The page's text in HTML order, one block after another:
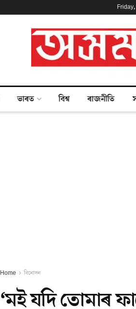
ভাৰত বিশ্ব ৰাজনীতি
Home বিনোদন
‘মই যদি তোমাৰ